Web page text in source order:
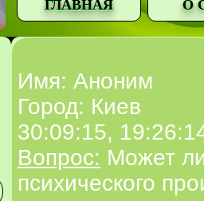
ГЛАВНАЯ О
Имя: Аноним
Город: Киев
30:09:15,
Вопрос: Может
психического